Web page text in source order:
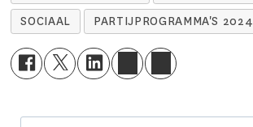
SOCIAAL PARTIJPROGRAMMA'S 2024